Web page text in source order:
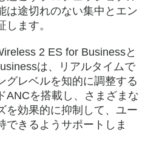
は途切れのない集中とエン
ます。
2 ES for Businessと
は、リアルタイムで
グレベルを知的に調整する
ANCを搭載し、さまざまな
を効果的に抑制して、ユー
できるようサポートしま